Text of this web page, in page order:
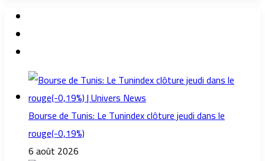
Bourse de Tunis: Le Tunindex clôture jeudi dans le
rouge(-0,19%)
6 août 2026